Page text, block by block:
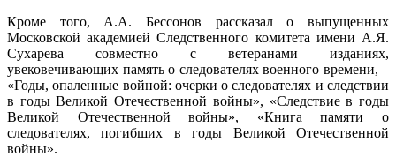
Кроме того, А.А. Бессонов рассказал о выпущенных
Московской академией Следственного комитета имени А.Я.
Сухарева совместно с ветеранами изданиях,
увековечивающих память о следователях военного времени, –
«Годы, опаленные войной: очерки о следователях и следствии
в годы Великой Отечественной войны», «Следствие в годы
Великой Отечественной войны», «Книга памяти о
следователях, погибших в годы Великой Отечественной
войны».